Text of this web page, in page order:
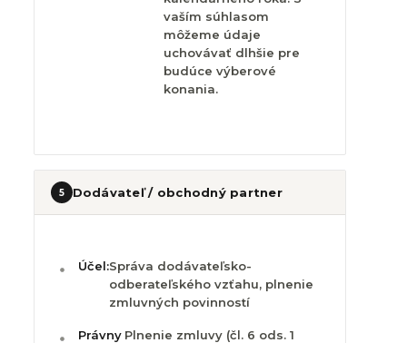
vaším súhlasom
môžeme údaje
uchovávať dlhšie pre
budúce výberové
konania.
5 Dodávateľ / obchodný partner
Účel:Správa dodávateľsko-
odberateľského vzťahu, plnenie
zmluvných povinností
Právny Plnenie zmluvy (čl. 6 ods. 1